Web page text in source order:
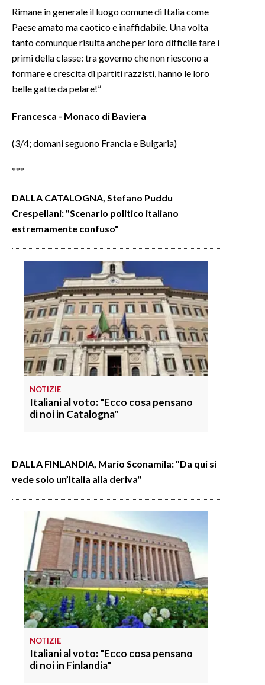
Rimane in generale il luogo comune di Italia come
Paese amato ma caotico e inaffidabile. Una volta
tanto comunque risulta anche per loro difficile fare i
primi della classe: tra governo che non riescono a
formare e crescita di partiti razzisti, hanno le loro
belle gatte da pelare!”
Francesca - Monaco di Baviera
(3/4; domani seguono Francia e Bulgaria)
***
DALLA CATALOGNA, Stefano Puddu
Crespellani: "Scenario politico italiano
estremamente confuso"
NOTIZIE
Italiani al voto: "Ecco cosa pensano
di noi in Catalogna"
DALLA FINLANDIA, Mario Sconamila: "Da qui si
vede solo un’Italia alla deriva"
NOTIZIE
Italiani al voto: "Ecco cosa pensano
di noi in Finlandia"